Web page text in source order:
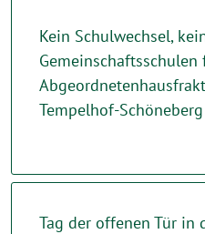
Kein Schulwechsel,
Tempelhof-Schöneberg
Tag der offenen Tür in